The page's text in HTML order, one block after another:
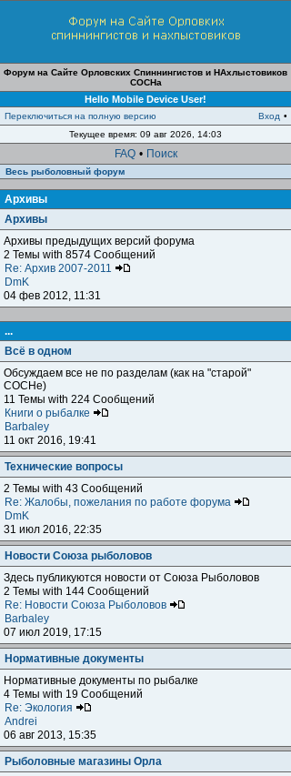
Форум на Сайте Орловских Спиннингистов и НАхлыстовиков
СОСНа
Hello Mobile Device User!
Переключиться на полную версию Вход •
Текущее время: 09 авг 2026, 14:03
FAQ • Поиск
Весь рыболовный форум
Архивы
Архивы
Архивы предыдущих версий форума
2 Темы with 8574 Сообщений
Re: Архив 2007-2011
DmK
04 фев 2012, 11:31
...
Всё в одном
Обсуждаем все не по разделам (как на "старой"
СОСНе)
11 Темы with 224 Сообщений
Книги о рыбалке
Barbaley
11 окт 2016, 19:41
Технические вопросы
2 Темы with 43 Сообщений
Re: Жалобы, пожелания по работе форума
DmK
31 июл 2016, 22:35
Новости Союза рыболовов
Здесь публикуются новости от Союза Рыболовов
2 Темы with 144 Сообщений
Re: Новости Союза Рыболовов
Barbaley
07 июл 2019, 17:15
Нормативные документы
Нормативные документы по рыбалке
4 Темы with 19 Сообщений
Re: Экология
Andrei
06 авг 2013, 15:35
Рыболовные магазины Орла